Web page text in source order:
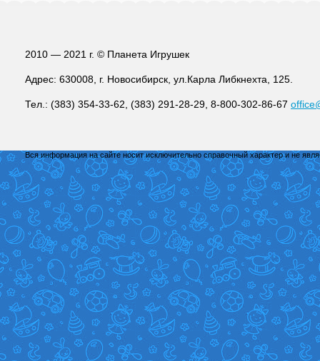
2010 — 2021 г. © Планета Игрушек
Адрес: 630008, г. Новосибирск, ул.Карла Либкнехта, 125.
Тел.: (383) 354-33-62, (383) 291-28-29, 8-800-302-86-67
Вся информация на сайте носит исключительно справочный характер и не